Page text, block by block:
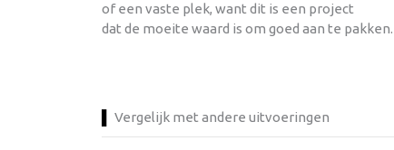
of een vaste plek, want dit is een project
dat de moeite waard is om goed aan te pakken.
Vergelijk met andere uitvoeringen